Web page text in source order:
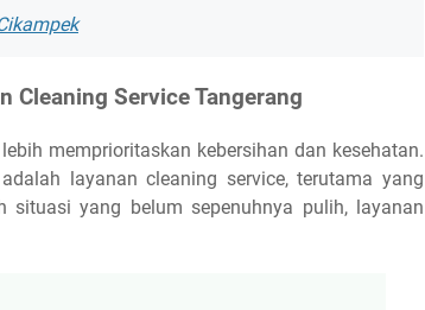
Cleaning Service Tangerang
memprioritaskan kebersihan dan kesehatan.
layanan cleaning service, terutama yang
situasi yang belum sepenuhnya pulih, layanan